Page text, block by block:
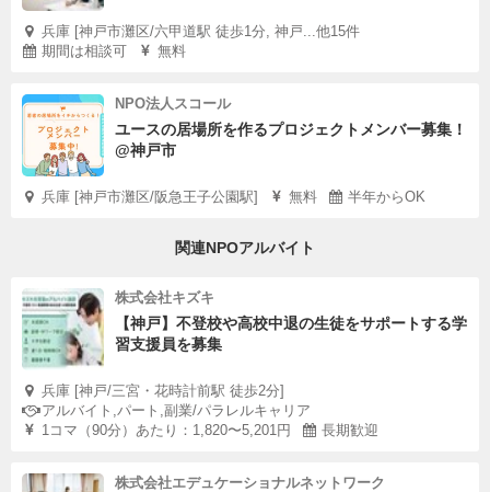
兵庫 [神戸市灘区/六甲道駅 徒歩1分, 神戸...他15件
期間は相談可
無料
NPO法人スコール
ユースの居場所を作るプロジェクトメンバー募集！
@神戸市
兵庫 [神戸市灘区/阪急王子公園駅] 無料 半年からOK
関連NPOアルバイト
株式会社キズキ
【神戸】不登校や高校中退の生徒をサポートする学
習支援員を募集
兵庫 [神戸/三宮・花時計前駅 徒歩2分]
アルバイト,パート,副業/パラレルキャリア
1コマ（90分）あたり：1,820〜5,201円
長期歓迎
株式会社エデュケーショナルネットワーク